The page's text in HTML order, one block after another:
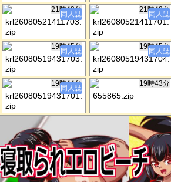
21時43分
krl26080521411703.
zip
同人誌
21時42分
krl26080521411701.
zip
同人誌
19時45分
krl26080519431703.
zip
同人誌
19時45分
krl26080519431704.
zip
同人誌
19時44分
krl26080519431701.
zip
同人誌
19時43分
655865.zip